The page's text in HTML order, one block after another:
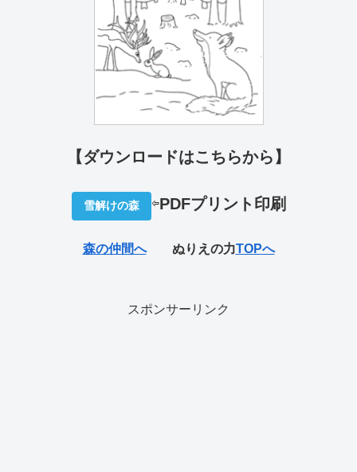
【ダウンロードはこちらから】
雪解けの森 ⇦PDFプリ ント印刷
森の仲間へぬりえの力TOPへ
スポンサーリンク